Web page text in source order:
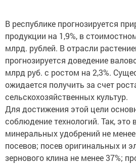
В республике прогнозируется
продукции на 1,9%, в
млрд. рублей. В отрасли
прогнозируется доведение
млрд руб. с ростом на 2,3%.
ожидается получить за счет
сельскохозяйственных культур.
Для достижения этой цели
соблюдение технологий. Так, это
минеральных удобрений не менее
посевов; посев оригинальных и
зернового клина не менее 37%;